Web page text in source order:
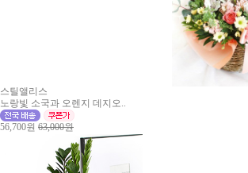
스틸앨리스
노랑빛 소국과 오렌지 데지오..
56,700원 63,000원